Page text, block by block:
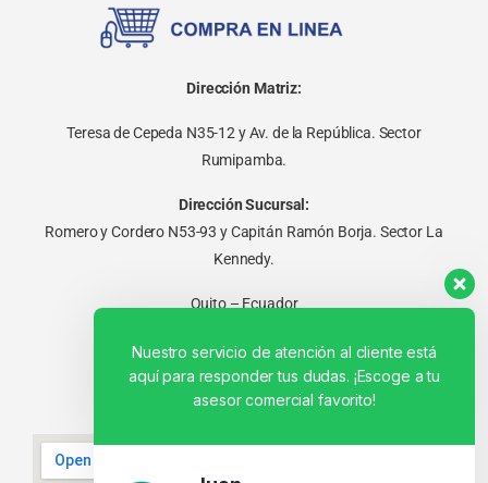
Dirección Matriz:
Teresa de Cepeda N35-12 y Av. de la República. Sector
Rumipamba.
Dirección Sucursal:
Romero y Cordero N53-93 y Capitán Ramón Borja. Sector La
Kennedy.
Quito – Ecuador
Nuestro servicio de atención al cliente está
aquí para responder tus dudas. ¡Escoge a tu
asesor comercial favorito!